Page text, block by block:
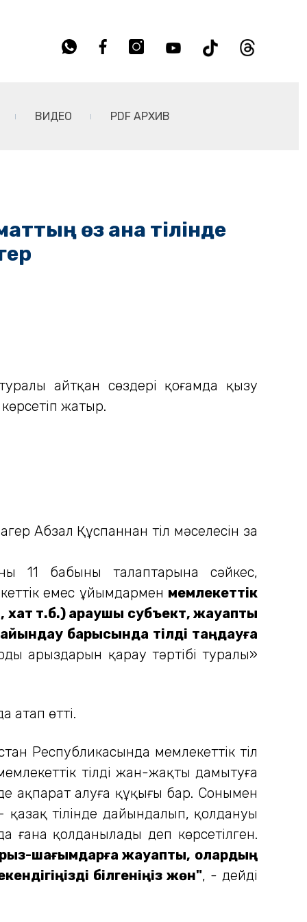
ВИДЕО PDF АРХИВ
өз ана тілінде
айтқан сөздері қоғамда қызу
жатыр.
Абзал Құспаннан тіл мәселесін заң
11 бабының талаптарына сәйкес,
емес ұйымдармен мемлекеттік
т.б.) қараушы субъект, жауапты
барысында тілді таңдауға
арыздарын қарау тәртібі туралы»
атап өтті.
Республикасында мемлекеттік тіл
тілді жан-жақты дамытуға
ақпарат алуға құқығы бар. Сонымен
қазақ тілінде дайындалып, қолдануы
ғана қолданылады деп көрсетілген.
шағымдарға жауапты, олардың
білгеніңіз жөн", - дейді